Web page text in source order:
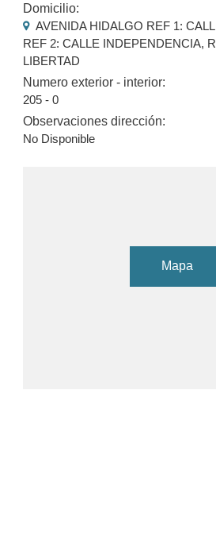
Domicilio:
AVENIDA HIDALGO REF 1:
REF 2: CALLE INDEPENDENCIA,
LIBERTAD
Numero exterior - interior:
205 - 0
Observaciones dirección:
No Disponible
Mapa